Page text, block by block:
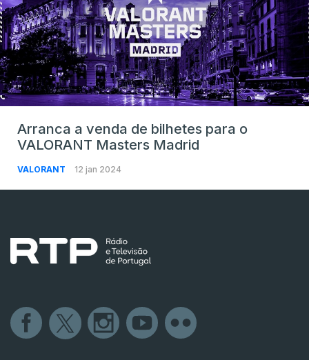
Arranca a venda de bilhetes para o
VALORANT Masters Madrid
VALORANT 12 jan 2024